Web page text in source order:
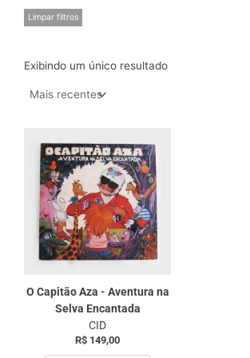
Limpar filtros
Exibindo um único resultado
O Capitão Aza - Aventura na
Selva Encantada
CID
R$ 149,00